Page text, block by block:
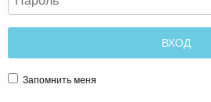
Запомнить меня